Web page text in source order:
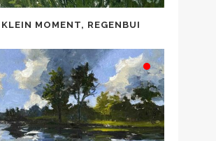
KLEIN MOMENT, REGENBUI